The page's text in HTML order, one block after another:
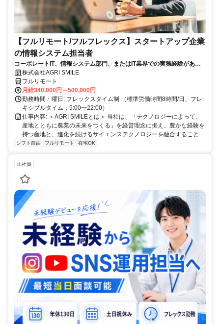
【フルリモート/フルフレックス】スタートアップ企業
の情報システム担当者
コーポレートIT、情報システム部門、またはIT業界での実務経験がある
方、大歓迎！
株式会社AGRI SMILE
フルリモート
月給340,000円～500,000円
勤務時間・曜日: フレックスタイム制 （標準労働時間8時間/日、フレ
キシブルタイム：5:00〜22:00）
仕事内容: ＜AGRI SMILEとは＞ 当社は、「テクノロジーによって、
産地とともに農業の未来をつくる」を経営理念に据え、豊かな経験を
持つ産地と、進化を続けるサイエンステクノロジーを融合すること...
シフト自由 フルリモート 在宅OK
正社員